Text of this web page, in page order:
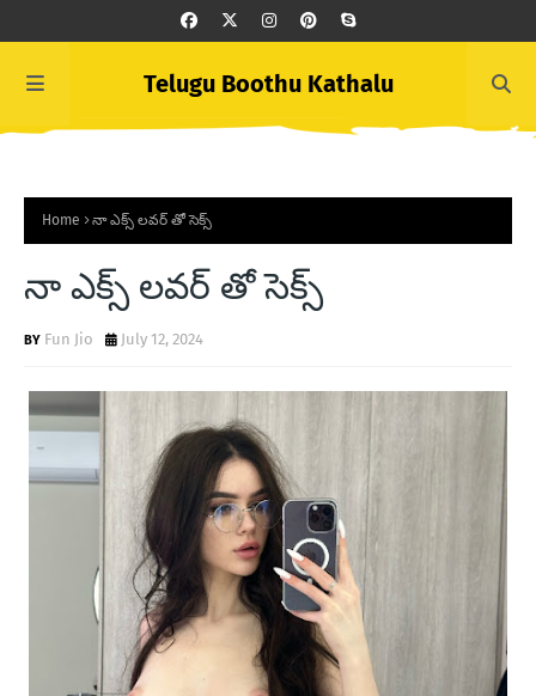
Telugu Boothu Kathalu
Home నా ఎక్స్ లవర్ తో సెక్స్
నా ఎక్స్ లవర్ తో సెక్స్
Fun Jio July 12, 2024